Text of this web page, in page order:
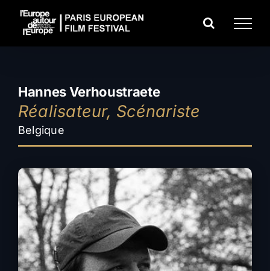
Passer
Hannes Verhoustraete
Réalisateur, Scénariste
Belgique